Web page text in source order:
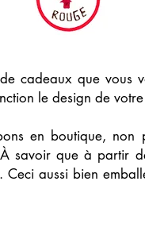
cadeaux que vous
le design de
en boutique, non
À savoir que à partir
aussi bien